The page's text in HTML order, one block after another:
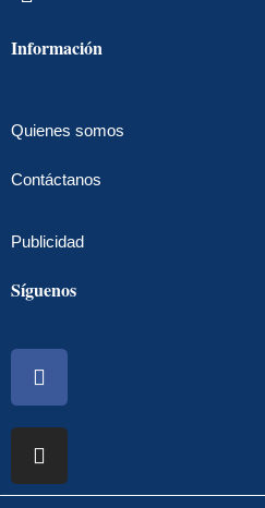
Información
Quienes somos
Contáctanos
Publicidad
Síguenos
Facebook
Instagram